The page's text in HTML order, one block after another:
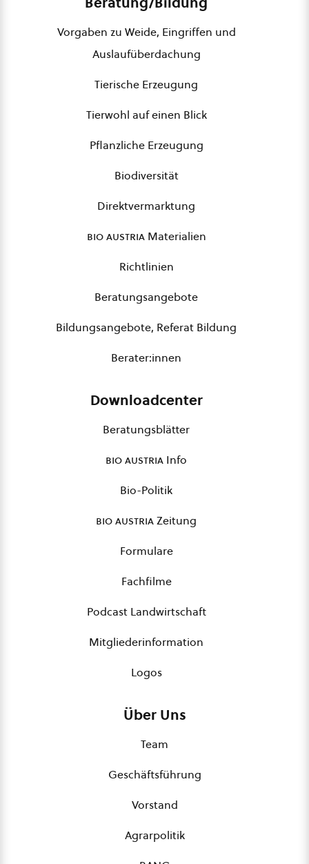
Vorgaben zu Weide, Eingriffen und
Auslaufüberdachung
Tierische Erzeugung
Tierwohl auf einen Blick
Pflanzliche Erzeugung
Biodiversität
Direktvermarktung
bio austriaMaterialien
Richtlinien
Beratungsangebote
Bildungsangebote, Referat Bildung
Berater:innen
Downloadcenter
Beratungsblätter
bio austria Info
Bio-Politik
bio austriaZeitung
Formulare
Fachfilme
Podcast Landwirtschaft
Mitgliederinformation
Logos
Über Uns
Team
Geschäftsführung
Vorstand
Agrarpolitik